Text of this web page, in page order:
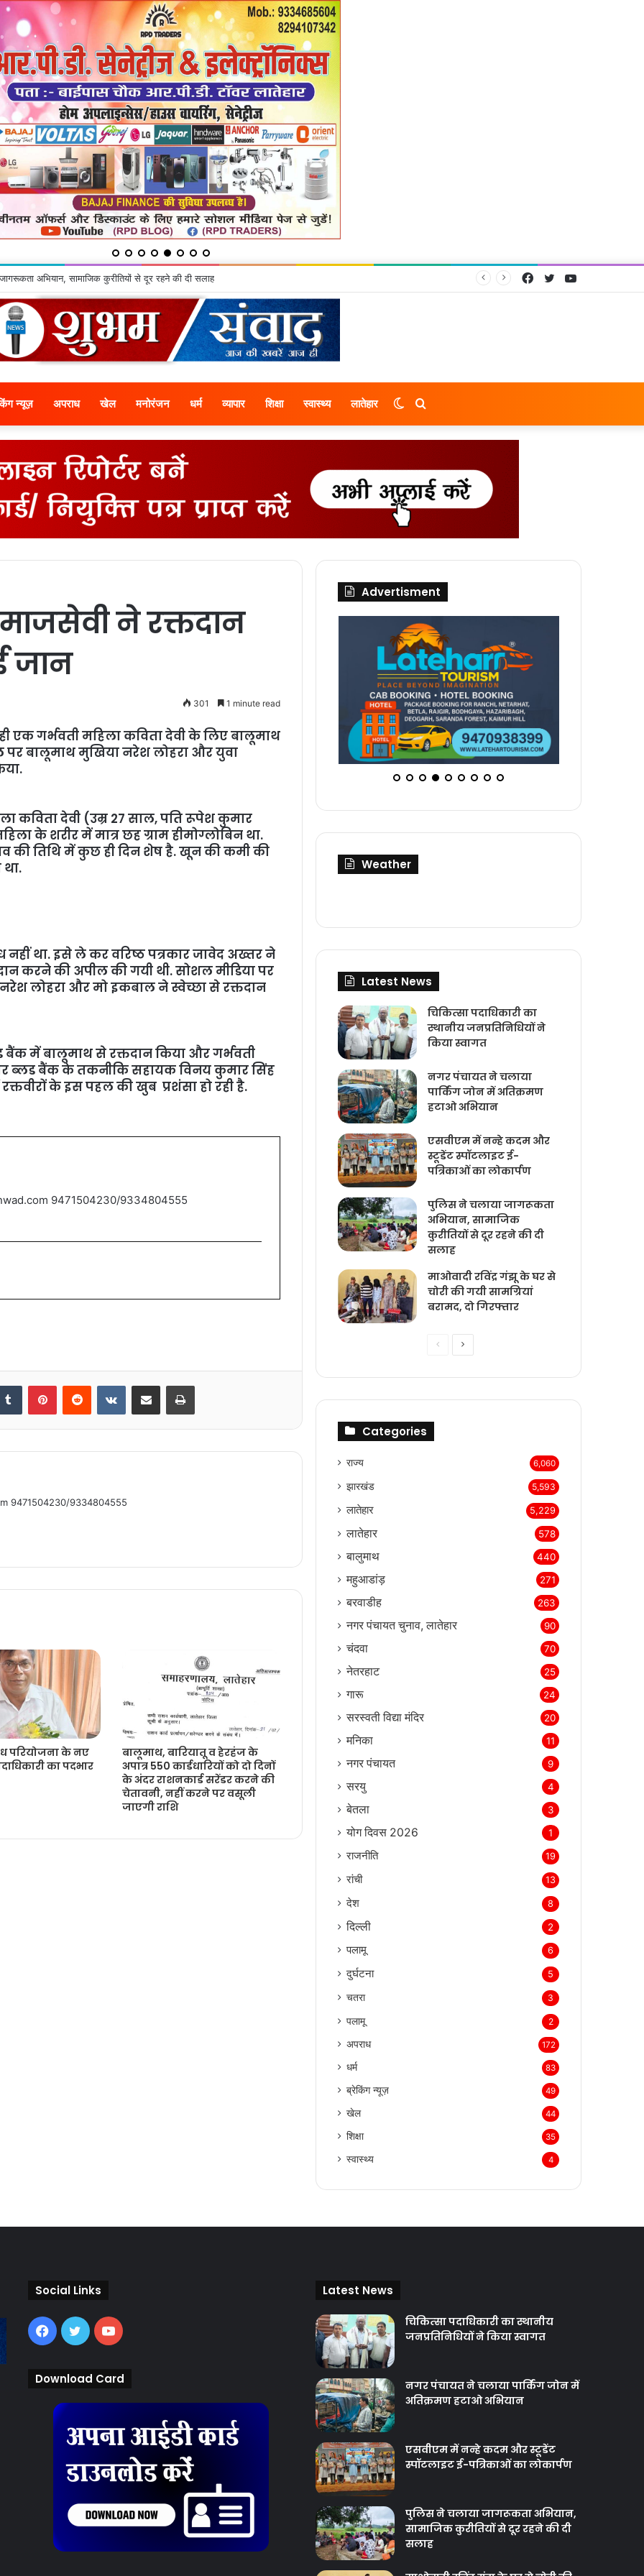
अभियान, सामाजिक कुरीतियों से दूर रहने की दी सलाह YouTube
Twitter
Facebook
न्यूज़ अपराध खेल मनोरंजन धर्म व्यापार शिक्षा स्वास्थ्य लातेहार Search
Switch
ने रक्तदान
जान
301 1 minute read
गर्भवती महिला कविता देवी के लिए बालूमाथ
पर बालूमाथ मुखिया नरेश लोहरा और युवा
कविता देवी (उम्र 27 साल, पति रूपेश कुमार
के शरीर में मात्र छह ग्राम हीमोग्लोबिन था.
की तिथि में कुछ ही दिन शेष है. खून की कमी की
था. इसे ले कर वरिष्ठ पत्रकार जावेद अख्तर ने
करने की अपील की गयी थी. सोशल मीडिया पर
लोहरा और मो इकबाल ने स्वेच्छा से रक्तदान
बैंक में बालूमाथ से रक्तदान किया और गर्भवती
ब्‍लड बैंक के तकनीकि सहायक विनय कुमार सिंह
के इस पहल की खुब प्रशंसा हो रही है.
9471504230/9334804555
Tumblr PinterestReddit VKontakteShare via Email Print
9471504230/9334804555
परियोजना के नए
का पदभार
बालूमाथ, बारियातू व हेरहंज के
अपात्र 550 कार्डधारियों को दो दिनों
के अंदर राशनकार्ड सरेंडर करने की
चेतावनी, नहीं करने पर वसूली
जाएगी राशि
Advertisment
Weather
Latest News
चिकित्‍सा पदाधिकारी का
स्थानीय जनप्रतिनिधियों ने
किया स्वागत
नगर पंचायत ने चलाया
पार्किंग जोन में अतिक्रमण
हटाओ अभियान
एसवीएम में नन्हे कदम और
स्टूडेंट स्पॉटलाइट ई-
पत्रिकाओं का लोकार्पण
पुलिस ने चलाया जागरूकता
अभियान, सामाजिक
कुरीतियों से दूर रहने की दी
सलाह
माओवादी रविंद्र गंझू के घर से
चोरी की गयी सामग्रियां
बरामद, दो गिरफ्तार
PreviousNext
Categories
राज्‍य 6,060
झारखंड 5,593
लातेहार 5,229
लातेहार 578
बालुमाथ 440
महुआडांड़ 271
बरवाडीह 263
नगर पंचायत चुनाव, लातेहार 90
चंदवा 70
नेतरहाट 25
गारू 24
सरस्‍वती विद्या मंदिर 20
मनिका 11
नगर पंचायत 9
सरयु 4
बेतला 3
योग दिवस 2026 1
राजनीति 19
रांची 13
देश 8
दिल्‍ली 2
पलामू 6
दुर्घटना 5
चतरा 3
पलामू 2
अपराध 172
धर्म 83
ब्रेकिंग न्यूज़ 49
खेल 44
शिक्षा 35
स्वास्थ्य 4
Social Links
Facebook
TwitterYouTube
Download Card
Latest News
चिकित्‍सा पदाधिकारी का स्थानीय
जनप्रतिनिधियों ने किया स्वागत
नगर पंचायत ने चलाया पार्किंग जोन में
अतिक्रमण हटाओ अभियान
एसवीएम में नन्हे कदम और स्टूडेंट
स्पॉटलाइट ई-पत्रिकाओं का लोकार्पण
पुलिस ने चलाया जागरूकता अभियान,
सामाजिक कुरीतियों से दूर रहने की दी
सलाह